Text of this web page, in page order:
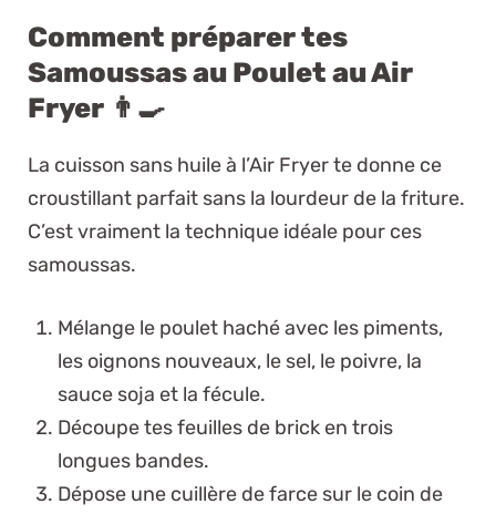
Comment préparer tes
Samoussas au Poulet au Air
Fryer 👨‍🍳
La cuisson sans huile à l’Air Fryer te donne ce
croustillant parfait sans la lourdeur de la friture.
C’est vraiment la technique idéale pour ces
samoussas.
Mélange le poulet haché avec les piments,
les oignons nouveaux, le sel, le poivre, la
sauce soja et la fécule.
Découpe tes feuilles de brick en trois
longues bandes.
Dépose une cuillère de farce sur le coin de